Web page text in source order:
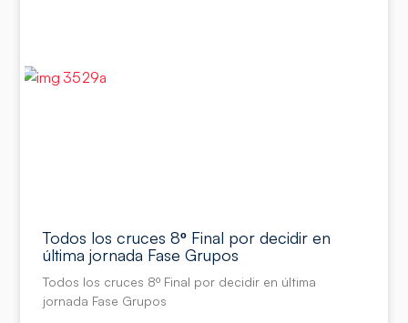
Todos los cruces 8º Final por decidir en
última jornada Fase Grupos
Todos los cruces 8º Final por decidir en última
jornada Fase Grupos